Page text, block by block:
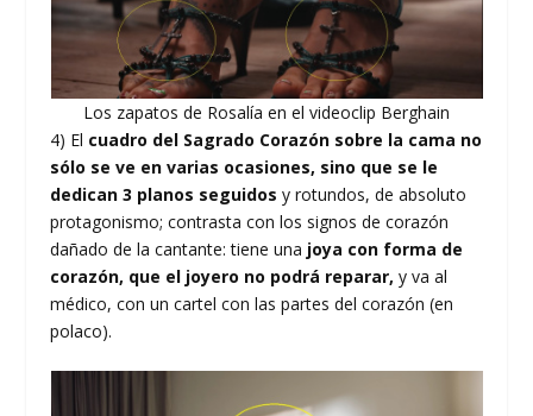
Los zapatos de Rosalía en el videoclip Berghain
4) El cuadro del Sagrado Corazón sobre la cama no
sólo se ve en varias ocasiones, sino que se le
dedican 3 planos seguidosy rotundos, de absoluto
protagonismo; contrasta con los signos de corazón
dañado de la cantante: tiene una joya con forma de
corazón, que el joyero no podrá reparar,y va al
médico, con un cartel con las partes del corazón (en
polaco).